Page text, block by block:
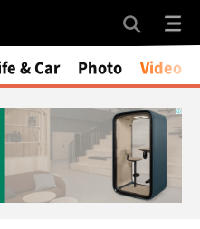
& Car Photo Video